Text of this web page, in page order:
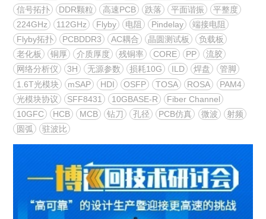
信号拓扑
DDR颗粒 高速PCB 跌落 平面谐振
平整度
224GHz
112GHz Flyby 电阻 Pindelay
端接电阻
Flyby拓扑
PCBDDR3 AC耦合 晶圆测试板
负载板
老化板
铜厚 介质厚度 残铜率 CORE PP
流胶
网络分析仪
3H 无源参数 损耗10G ILD 焊盘
管脚
1.6T光模块
mSAP HDI OSFP TOSA ROSA
PAM4
光模块协议
SFF8431 10GBASE-R
Fiber Channel
10GFC
HCB MCB 钻刀 孔径 PCB仿真 微波
射频
圆弧
驻波比